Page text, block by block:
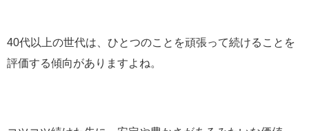
40代以上の世代は、ひとつのことを頑張って続けることを
評価する傾向がありますよね。